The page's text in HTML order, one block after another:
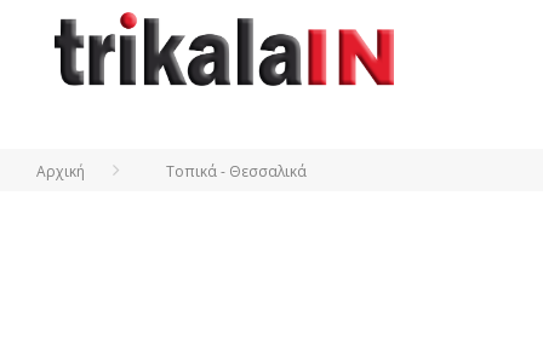
Αρχική Τοπικά - Θεσσαλικά